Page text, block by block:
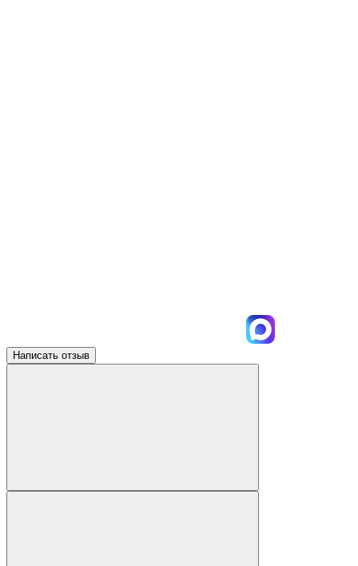
Написать отзыв